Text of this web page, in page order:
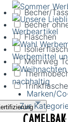
Werbeartikel
Werbemittel
nachhaltig
Marken/
Zur
Becher/
Becher
Flaschen
Mehrweg
Trinkflasche